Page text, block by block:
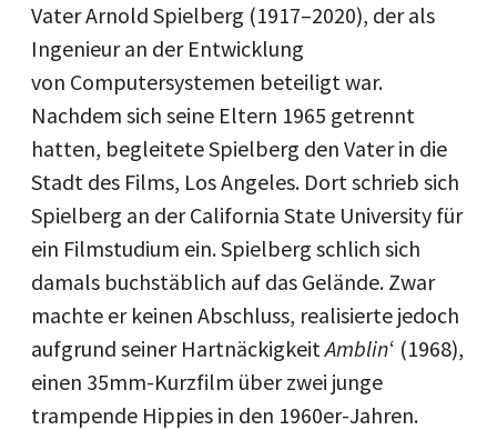
Vater Arnold Spielberg (1917–2020), der als
Ingenieur an der Entwicklung
von Computersystemen beteiligt war.
Nachdem sich seine Eltern 1965 getrennt
hatten, begleitete Spielberg den Vater in die
Stadt des Films, Los Angeles. Dort schrieb sich
Spielberg an der California State University für
ein Filmstudium ein. Spielberg schlich sich
damals buchstäblich auf das Gelände. Zwar
machte er keinen Abschluss, realisierte jedoch
aufgrund seiner HartnäckigkeitAmblin‘ (1968),
einen 35mm-Kurzfilm über zwei junge
trampende Hippies in den 1960er-Jahren.